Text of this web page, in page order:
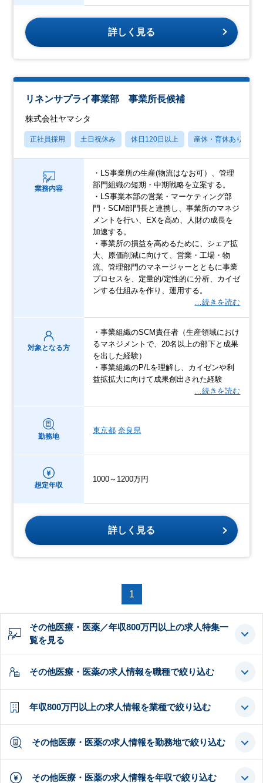
詳しく見る
リネンサプライ事業部 事業所長候補
株式会社ヤマシタ
正社員採用 土日祝休み 休日120日以上 産休・育休あり
業務内容
・LS事業所の生産(物流はなお可）、管理
部門組織の短期・中期戦略を立案する。
・LS事業本部の営業・マーケティング部
門・SCM部門長と連携し、事業所のマネジ
メントを行い、EXを高め、人財の成長を
加速する。
・事業所の損益を高めるために、シェア拡
大、原価削減に向けて、営業・工場・物
流、管理部門のマネージャーとともに事業
プロセスを、定量的/定性的に分析、カイゼ
ンする仕組みを作り、運用する。
…続きを読む
対象となる方
・事業組織のSCM責任者（生産領域におけ
るマネジメントで、20名以上の部下と成果
を出した経験）
・事業組織のP/Lを理解し、カイゼンや利
益拡拡大に向けて成果創出された経験
…続きを読む
勤務地
東京都 奈良県
想定年収
1000～1200万円
詳しく見る
1
その他医療・医薬／年収800万円以上の求人特集一
覧を見る
その他医療・医薬の求人情報を職種で絞り込む
年収800万円以上の求人情報を業種で絞り込む
その他医療・医薬の求人情報を勤務地で絞り込む
その他医療・医薬の求人情報を年収で絞り込む